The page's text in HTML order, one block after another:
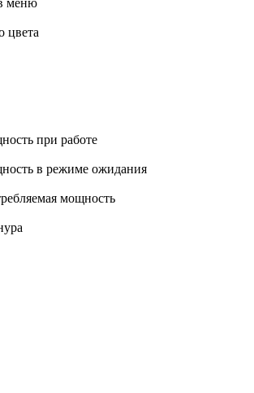
цвета
при работе
в режиме ожидания
мощность